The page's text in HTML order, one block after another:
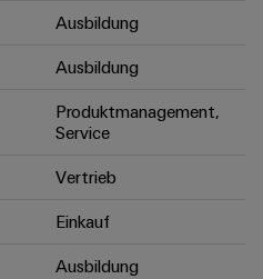
Ausbildung
Ausbildung
Produktmanagement,
Service
Vertrieb
Einkauf
Ausbildung